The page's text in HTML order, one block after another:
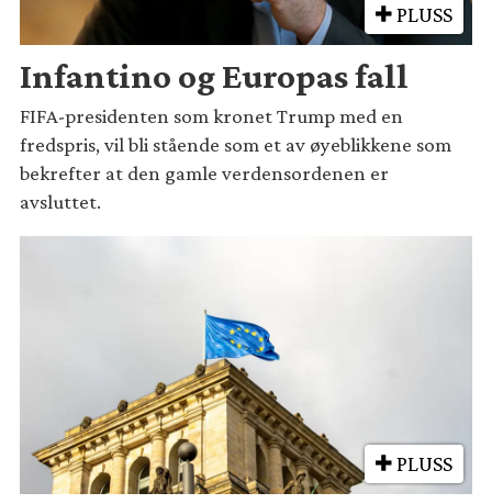
PLUSS
Infantino og Europas fall
FIFA-presidenten som kronet Trump med en
fredspris, vil bli stående som et av øyeblikkene som
bekrefter at den gamle verdensordenen er
avsluttet.
PLUSS